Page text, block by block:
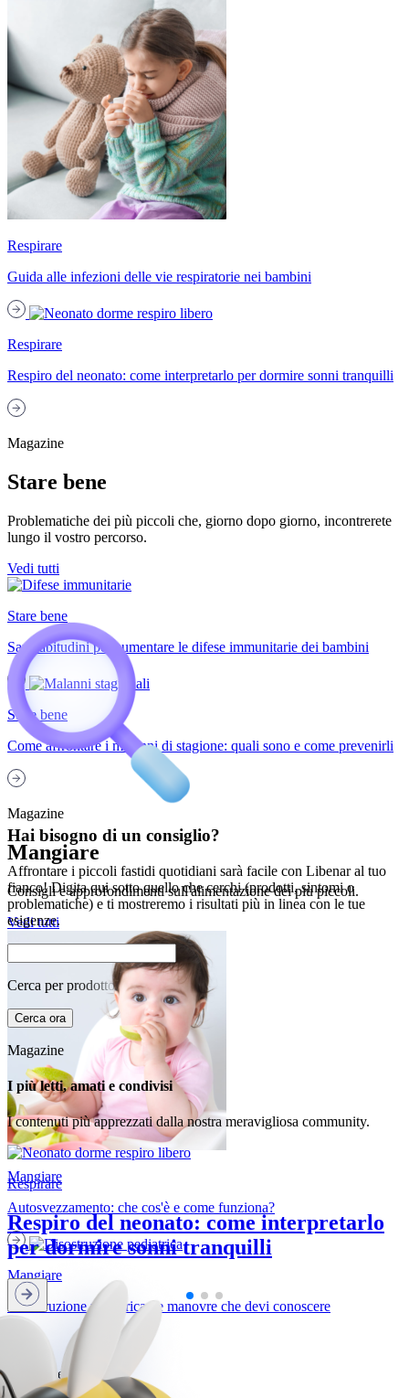
Respirare
Guida alle infezioni delle vie respiratorie nei bambini
Respirare
Respiro del neonato: come interpretarlo per dormire sonni tranquilli
Magazine
Stare bene
Problematiche dei più piccoli che, giorno dopo giorno, incontrerete
lungo il vostro percorso.
Vedi tutti
Stare bene
Sane abitudini per aumentare le difese immunitarie dei bambini
Stare bene
Come affrontare i malanni di stagione: quali sono e come prevenirli
Magazine
Mangiare
Consigli e approfondimenti sull'alimentazione dei più piccoli.
Vedi tutti
Mangiare
Autosvezzamento: che cos'è e come funziona?
Mangiare
Disostruzione pediatrica: le manovre che devi conoscere
Magazine
Hai bisogno di un consiglio?
Affrontare i piccoli fastidi quotidiani sarà facile con Libenar al tuo
fianco! Digita qui sotto quello che cerchi (prodotti, sintomi o
problematiche) e ti mostreremo i risultati più in linea con le tue
esigenze.
Cerca perpro
Cerca ora
Magazine
I più letti, amati e condivisi
I contenuti più apprezzati dalla nostra meravigliosa community.
Respirare
Respiro del neonato: come interpretarlo
per dormire sonni tranquilli